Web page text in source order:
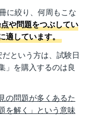
に絞り、何周もこな
や問題をつぶしてい
適しています。
という方は、試験日
」を購入するのは良
の問題が多くあるた
を解く」という意味